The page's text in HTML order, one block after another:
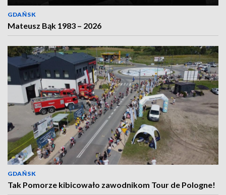
GDAŃSK
Mateusz Bąk 1983 – 2026
GDAŃSK
Tak Pomorze kibicowało zawodnikom Tour de Pologne!